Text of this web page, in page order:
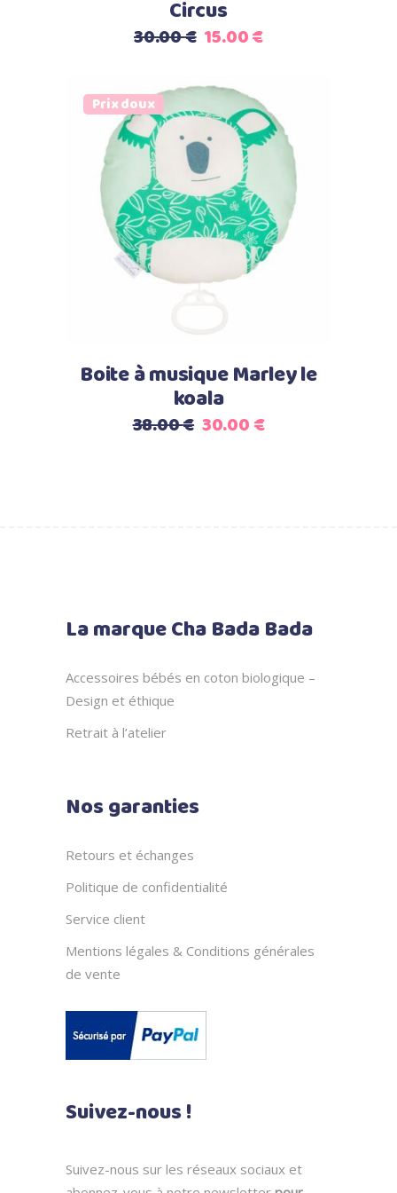
Circus
30.00€ Le
initial
était :
30.00 €.
15.00€Le
est :
15.00 €.
Prix doux
Select options
Boite à musique Marley le
koala
38.00€ Le
30.00€Le
La marque Cha Bada Bada
Accessoires bébés en coton biologique –
Design et éthique
Retrait à l’atelier
Nos garanties
Retours et échanges
Politique de confidentialité
Service client
Mentions légales & Conditions générales
de vente
Suivez-nous !
Suivez-nous sur les réseaux sociaux et